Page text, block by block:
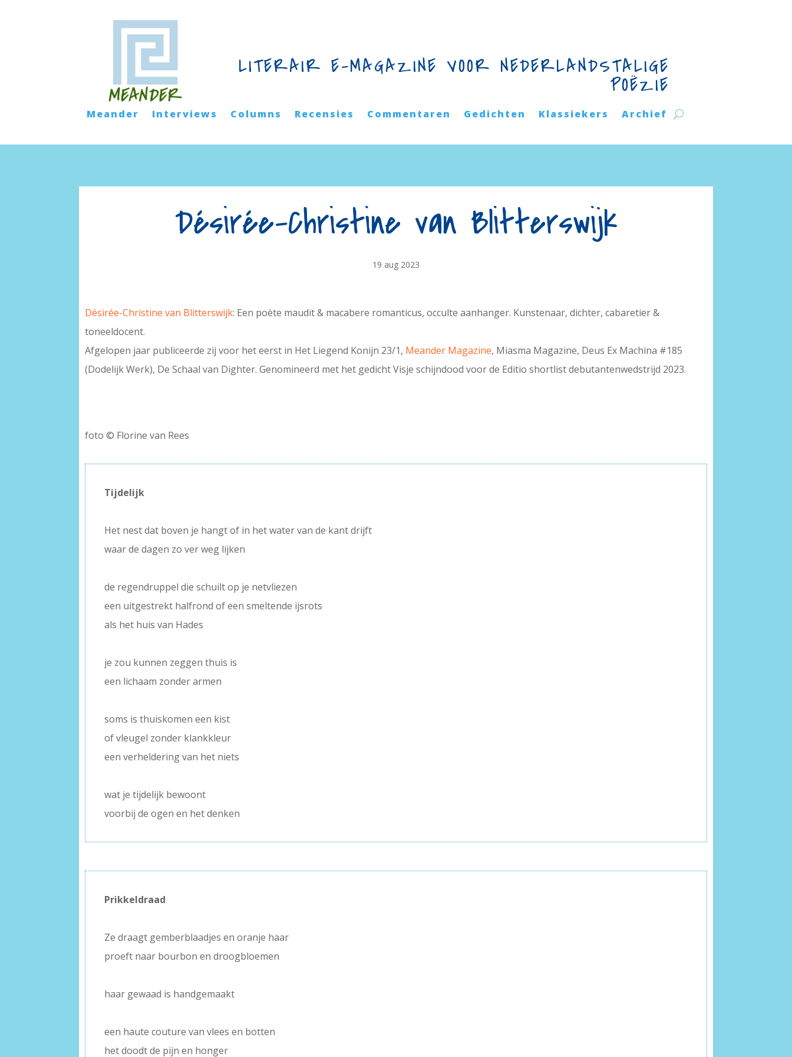
LITERAIR E-MAGAZINE VOOR NEDERLANDSTALIGE
POËZIE
Meander Interviews Columns Recensies Commentaren Gedichten Klassiekers Archief
Désirée-Christine van Blitterswijk
19 aug 2023
Désirée-Christine van Blitterswijk: Een poète maudit & macabere romanticus, occulte aanhanger. Kunstenaar, dichter, cabaretier &
toneeldocent.
Afgelopen jaar publiceerde zij voor het eerst in Het Liegend Konijn 23/1, Meander Magazine, Miasma Magazine, Deus Ex Machina #185
(Dodelijk Werk), De Schaal van Dighter. Genomineerd met het gedicht Visje schijndood voor de Editio shortlist debutantenwedstrijd 2023.
foto © Florine van Rees
Tijdelijk
Het nest dat boven je hangt of in het water van de kant drijft
waar de dagen zo ver weg lijken
de regendruppel die schuilt op je netvliezen
een uitgestrekt halfrond of een smeltende ijsrots
als het huis van Hades
je zou kunnen zeggen thuis is
een lichaam zonder armen
soms is thuiskomen een kist
of vleugel zonder klankkleur
een verheldering van het niets
wat je tijdelijk bewoont
voorbij de ogen en het denken
Prikkeldraad
Ze draagt gemberblaadjes en oranje haar
proeft naar bourbon en droogbloemen
haar gewaad is handgemaakt
een haute couture van vlees en botten
het doodt de pijn en honger